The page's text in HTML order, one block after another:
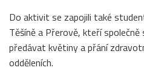
Do aktivit se zapojili také
Těšíně a Přerově, kteří
předávat květiny a přání
odděleních.